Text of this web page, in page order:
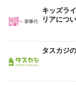
キッズラ
リアにつ
タスカジ